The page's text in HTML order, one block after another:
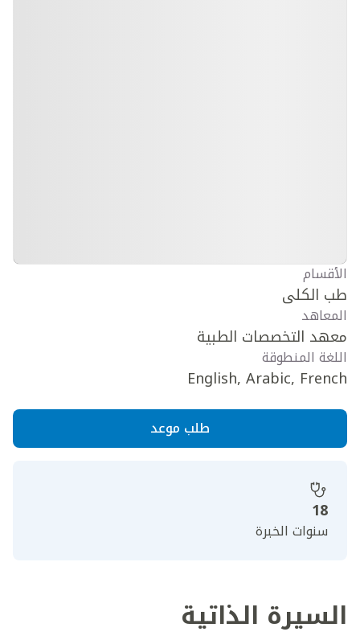
الأقسام
طب الكلى
المعاهد
معهد التخصصات الطبية
اللغة المنطوقة
English, Arabic, French
طلب موعد
18
سنوات الخبرة
السيرة الذاتية